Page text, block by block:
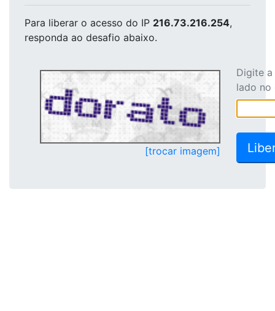
Para liberar o acesso do IP 216.73.216.254,
responda ao desafio abaixo.
[trocar imagem]
Digite
lado no